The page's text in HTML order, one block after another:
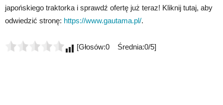
japońskiego traktorka i sprawdź ofertę już teraz! Kliknij tutaj, aby
odwiedzić stronę: https://www.gautama.pl/.
[Głosów:0 Średnia:0/5]